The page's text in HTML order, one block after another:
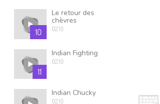
10
Le retour des
chèvres
02.10
11
Indian Fighting
02.10
Indian Chucky
02.10